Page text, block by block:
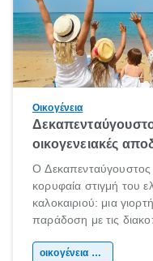
Οικογένεια
οικογενειακές
Ο Δεκαπενταύγουστος
κορυφαία στιγμή του
καλοκαιριού: μια
παράδοση με τις
χώρας. Είτε πρόκειται
οικογένεια & παιδί